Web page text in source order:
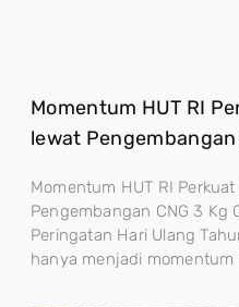
Momentum HUT RI
lewat Pengembangan
Momentum HUT RI
Pengembangan CNG 3 Kg
Peringatan Hari Ulang
hanya menjadi momentum